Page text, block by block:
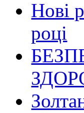
Нові
році